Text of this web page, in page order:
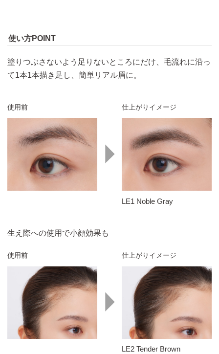
使い方POINT
塗りつぶさないよう足りないところにだけ、毛流れに沿っ
て1本1本描き足し、簡単リアル眉に。
使用前 仕上がりイメージ
LE1 Noble Gray
生え際への使用で小顔効果も
使用前 仕上がりイメージ
LE2 Tender Brown